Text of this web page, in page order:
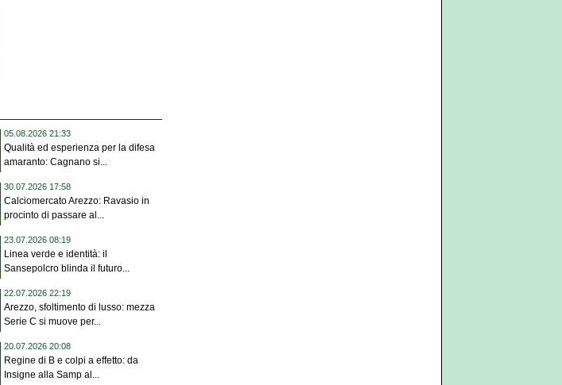
05.08.2026 21:33
Qualità ed esperienza per la difesa
amaranto: Cagnano si...
30.07.2026 17:58
Calciomercato Arezzo: Ravasio in
procinto di passare al...
23.07.2026 08:19
Linea verde e identità: il
Sansepolcro blinda il futuro...
22.07.2026 22:19
Arezzo, sfoltimento di lusso: mezza
Serie C si muove per...
20.07.2026 20:08
Regine di B e colpi a effetto: da
Insigne alla Samp al...